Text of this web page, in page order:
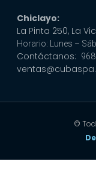
Chiclayo:
La Pinta 250, La
Horario: Lunes –
Contáctanos:
©